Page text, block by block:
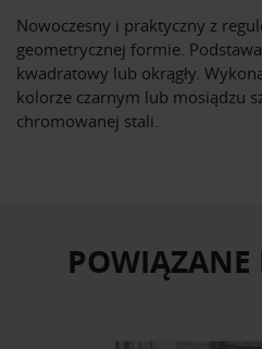
Nowoczesny i praktyczny z
geometrycznej formie.
kwadratowy lub okrągły.
kolorze czarnym lub mosiądzu
chromowanej stali.
POWIĄZANE